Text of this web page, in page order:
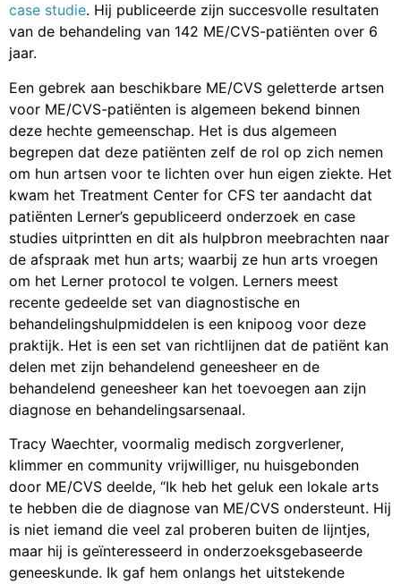
case studie. Hij publiceerde zijn succesvolle resultaten
van de behandeling van 142 ME/CVS-patiënten over 6
jaar.
Een gebrek aan beschikbare ME/CVS geletterde artsen
voor ME/CVS-patiënten is algemeen bekend binnen
deze hechte gemeenschap. Het is dus algemeen
begrepen dat deze patiënten zelf de rol op zich nemen
om hun artsen voor te lichten over hun eigen ziekte. Het
kwam het Treatment Center for CFS ter aandacht dat
patiënten Lerner’s gepubliceerd onderzoek en case
studies uitprintten en dit als hulpbron meebrachten naar
de afspraak met hun arts; waarbij ze hun arts vroegen
om het Lerner protocol te volgen. Lerners meest
recente gedeelde set van diagnostische en
behandelingshulpmiddelen is een knipoog voor deze
praktijk. Het is een set van richtlijnen dat de patiënt kan
delen met zijn behandelend geneesheer en de
behandelend geneesheer kan het toevoegen aan zijn
diagnose en behandelingsarsenaal.
Tracy Waechter, voormalig medisch zorgverlener,
klimmer en community vrijwilliger, nu huisgebonden
door ME/CVS deelde, “Ik heb het geluk een lokale arts
te hebben die de diagnose van ME/CVS ondersteunt. Hij
is niet iemand die veel zal proberen buiten de lijntjes,
maar hij is geïnteresseerd in onderzoeksgebaseerde
geneeskunde. Ik gaf hem onlangs het uitstekende